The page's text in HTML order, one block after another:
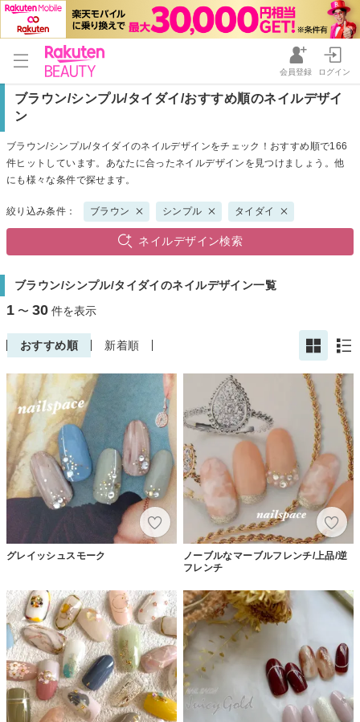
会員登録 ログイン
ブラウン/シンプル/タイダイ/おすすめ順のネイルデザイ
ン
ブラウン/シンプル/タイダイのネイルデザインをチェック！おすすめ順で166
件ヒットしています。あなたに合ったネイルデザインを見つけましょう。他
にも様々な条件で探せます。
絞り込み条件： ブラウン シンプル タイダイ
ネイルデザイン検索
ブラウン/シンプル/タイダイのネイルデザイン一覧
1 〜 30 件を表示
おすすめ順 新着順
グレイッシュスモーク
ノーブルなマーブルフレンチ/上品/逆
フレンチ